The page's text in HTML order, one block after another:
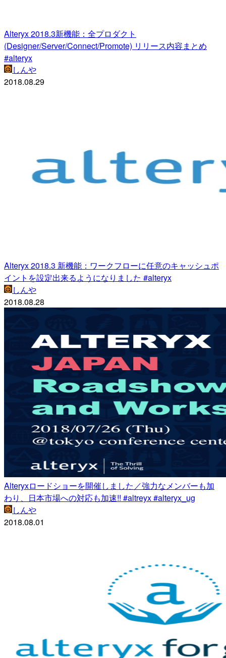
Alteryx 2018.3新機能：全プロダクト
(Designer/Server/Connect/Promote) リリース内容まとめ
#alteryx
しんや
2018.08.29
Alteryx 2018.3 新機能：ワークフローに任意のキャッシュポ
イントを設定出来るようになりました #alteryx
しんや
2018.08.28
Alteryxロードショーを開催しました／強力なメンバーも加
わり、日本市場への対応も加速!! #altreyx #alteryx_ug
しんや
2018.08.01